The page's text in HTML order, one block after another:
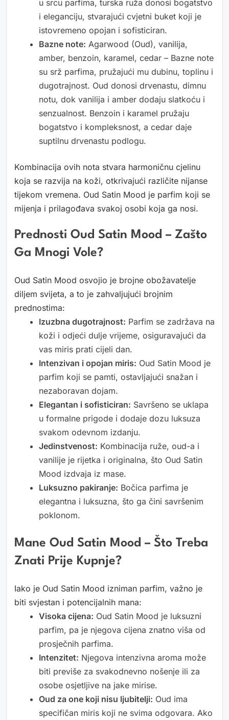
u srcu parfima, turska ruža donosi bogatstvo
i eleganciju, stvarajući cvjetni buket koji je
istovremeno opojan i sofisticiran.
Bazne note: Agarwood (Oud), vanilija,
amber, benzoin, karamel, cedar – Bazne note
su srž parfima, pružajući mu dubinu, toplinu i
dugotrajnost. Oud donosi drvenastu, dimnu
notu, dok vanilija i amber dodaju slatkoću i
senzualnost. Benzoin i karamel pružaju
bogatstvo i kompleksnost, a cedar daje
suptilnu drvenastu podlogu.
Kombinacija ovih nota stvara harmoničnu cjelinu
koja se razvija na koži, otkrivajući različite nijanse
tijekom vremena. Oud Satin Mood je parfim koji se
mijenja i prilagođava svakoj osobi koja ga nosi.
Prednosti Oud Satin Mood – Zašto
Ga Mnogi Vole?
Oud Satin Mood osvojio je brojne obožavatelje
diljem svijeta, a to je zahvaljujući brojnim
prednostima:
Izuzbna dugotrajnost: Parfim se zadržava na
koži i odjeći dulje vrijeme, osiguravajući da
vas miris prati cijeli dan.
Intenzivan i opojan miris: Oud Satin Mood je
parfim koji se pamti, ostavljajući snažan i
nezaboravan dojam.
Elegantan i sofisticiran: Savršeno se uklapa
u formalne prigode i dodaje dozu luksuza
svakom odevnom izdanju.
Jedinstvenost: Kombinacija ruže, oud-a i
vanilije je rijetka i originalna, što Oud Satin
Mood izdvaja iz mase.
Luksuzno pakiranje: Bočica parfima je
elegantna i luksuzna, što ga čini savršenim
poklonom.
Mane Oud Satin Mood – Što Treba
Znati Prije Kupnje?
Iako je Oud Satin Mood izniman parfim, važno je
biti svjestan i potencijalnih mana:
Visoka cijena: Oud Satin Mood je luksuzni
parfim, pa je njegova cijena znatno viša od
prosječnih parfima.
Intenzitet: Njegova intenzivna aroma može
biti previše za svakodnevno nošenje ili za
osobe osjetljive na jake mirise.
Oud za one koji nisu ljubitelji: Oud ima
specifičan miris koji ne svima odgovara. Ako